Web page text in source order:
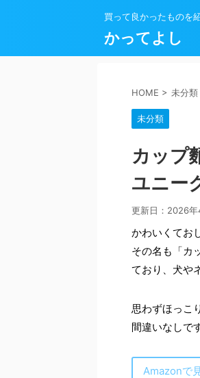
買って良かったものを
かってよし
HOME > 未分類
未分類
カップ
ユニー
更新日： 2026年
かわいくてお
その名も「カ
ており、犬や
思わずほっこ
間違いなしです
Amazonで